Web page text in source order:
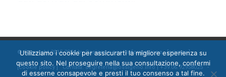
© Copyright 2015-2024 by Ossigeno per l'informazione [privacy]
[cookie policy ] Contatti: segreteria@ossigeno.info | +39.06.92958025 -
Utilizziamo i cookie per assicurarti la migliore esperienza su
questo sito. Nel proseguire nella sua consultazione, confermi
di esserne consapevole e presti il tuo consenso a tal fine.